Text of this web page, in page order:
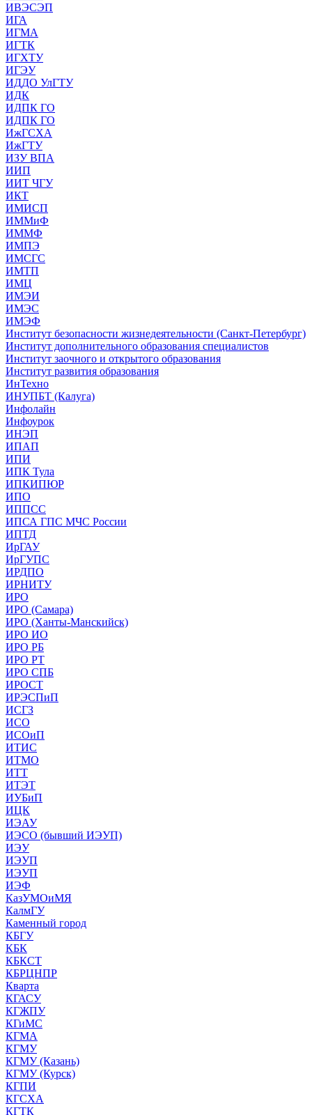
ИВЭСЭП
ИГА
ИГМА
ИГТК
ИГХТУ
ИГЭУ
ИДДО УлГТУ
ИДК
ИДПК ГО
ИДПК ГО
ИжГСХА
ИжГТУ
ИЗУ ВПА
ИИП
ИИТ ЧГУ
ИКТ
ИМИСП
ИММиФ
ИММФ
ИМПЭ
ИМСГС
ИМТП
ИМЦ
ИМЭИ
ИМЭС
ИМЭФ
Институт безопасности жизнедеятельности (Санкт-Петербург)
Институт дополнительного образования специалистов
Институт заочного и открытого образования
Институт развития образования
ИнТехно
ИНУПБТ (Калуга)
Инфолайн
Инфоурок
ИНЭП
ИПАП
ИПИ
ИПК Тула
ИПКИПЮР
ИПО
ИППСС
ИПСА ГПС МЧС России
ИПТД
ИрГАУ
ИрГУПС
ИРДПО
ИРНИТУ
ИРО
ИРО (Самара)
ИРО (Ханты-Манскийск)
ИРО ИО
ИРО РБ
ИРО РТ
ИРО СПБ
ИРОСТ
ИРЭСПиП
ИСГЗ
ИСО
ИСОиП
ИТИС
ИТМО
ИТТ
ИТЭТ
ИУБиП
ИЦК
ИЭАУ
ИЭСО (бывший ИЭУП)
ИЭУ
ИЭУП
ИЭУП
ИЭФ
КазУМОиМЯ
КалмГУ
Каменный город
КБГУ
КБК
КБКСТ
КБРЦНПР
Кварта
КГАСУ
КГЖПУ
КГиМС
КГМА
КГМУ
КГМУ (Казань)
КГМУ (Курск)
КГПИ
КГСХА
КГТК